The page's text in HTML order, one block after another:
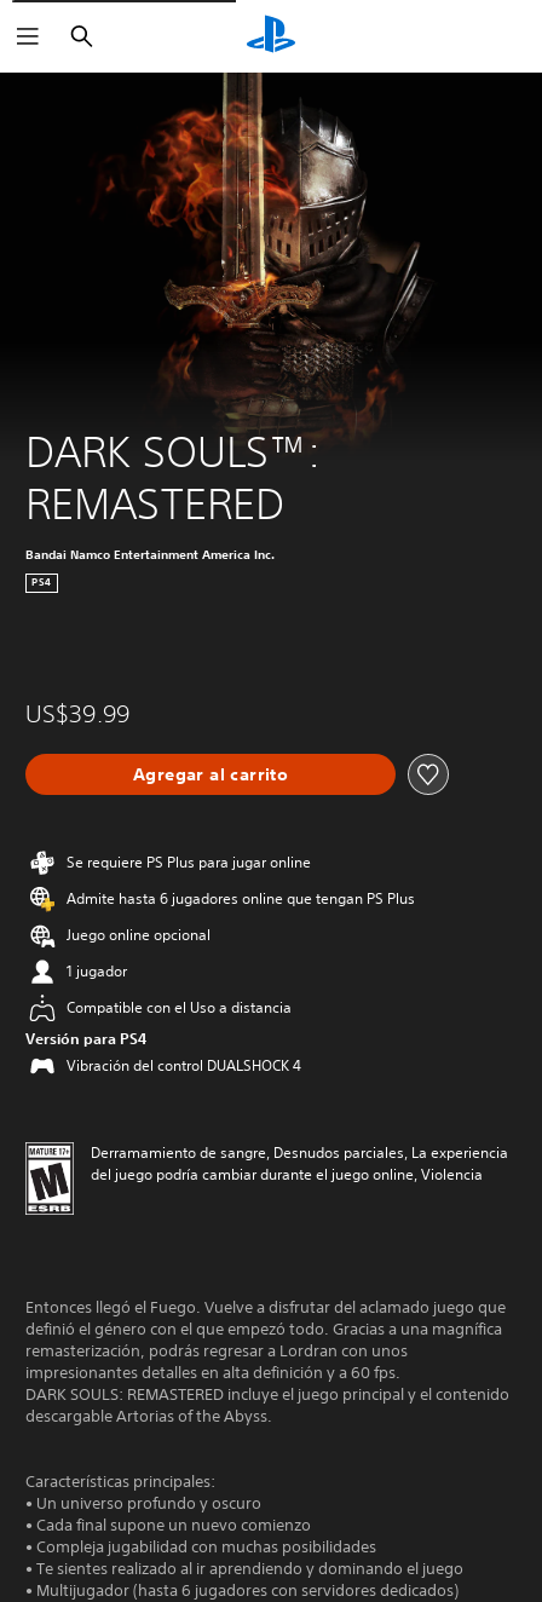
Buscar
DARK SOULS™:
REMASTERED
Bandai Namco Entertainment America Inc.
PS4
US$39.99
Agregar al carrito
Se requiere PS Plus para jugar online
Admite hasta 6 jugadores online que tengan PS Plus
Juego online opcional
1 jugador
Compatible con el Uso a distancia
Versión para PS4
Vibración del control DUALSHOCK 4
Derramamiento de sangre, Desnudos parciales, La experiencia
del juego podría cambiar durante el juego online, Violencia
Entonces llegó el Fuego. Vuelve a disfrutar del aclamado juego que
definió el género con el que empezó todo. Gracias a una magnífica
remasterización, podrás regresar a Lordran con unos
impresionantes detalles en alta definición y a 60 fps.
DARK SOULS: REMASTERED incluye el juego principal y el contenido
descargable Artorias of the Abyss.
Características principales:
• Un universo profundo y oscuro
• Cada final supone un nuevo comienzo
• Compleja jugabilidad con muchas posibilidades
• Te sientes realizado al ir aprendiendo y dominando el juego
• Multijugador (hasta 6 jugadores con servidores dedicados)